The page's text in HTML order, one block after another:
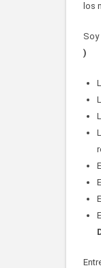
los
)
El
El
El